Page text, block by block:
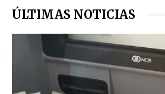
ÚLTIMAS NOTICIAS